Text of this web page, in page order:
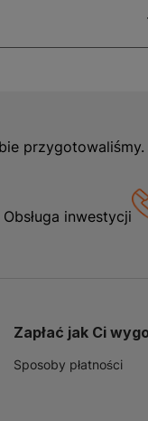
przygotowaliśmy.
Obsługa inwestycji
Zapłać jak Ci
Sposoby płatności